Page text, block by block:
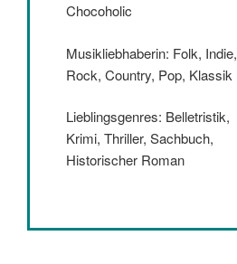
Chocoholic
Musikliebhaberin: Folk, Indie,
Rock, Country, Pop, Klassik
Lieblingsgenres: Belletristik,
Krimi, Thriller, Sachbuch,
Historischer Roman